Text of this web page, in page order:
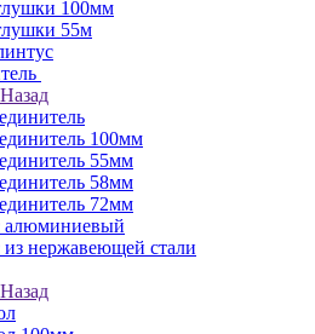
100мм
55м
Назад
100мм
55мм
58мм
72мм
алюминиевый
нержавеющей стали
Назад